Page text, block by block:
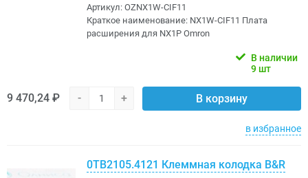
Артикул: OZNX1W-CIF11
Краткое наименование: NX1W-CIF11 Плата
расширения для NX1P Omron
В наличии
9 шт
9 470,24 ₽ - + В корзину
в избранное
0TB2105.4121 Клеммная колодка B&R